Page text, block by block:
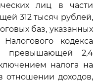
лиц в части
312 тысяч рублей,
баз, указанных
кодекса
превышающей 2,4
налога на
отношении доходов,